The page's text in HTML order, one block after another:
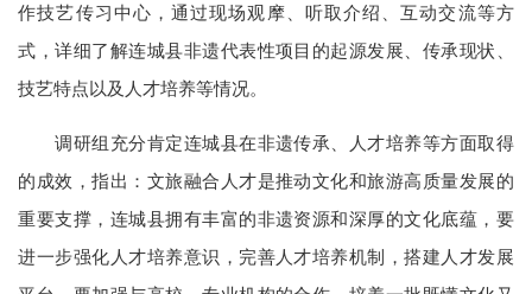
作技艺传习中心，通过现场观摩、听取介绍、互动交流等方
式，详细了解连城县非遗代表性项目的起源发展、传承现状、
技艺特点以及人才培养等情况。
调研组充分肯定连城县在非遗传承、人才培养等方面取得
的成效，指出：文旅融合人才是推动文化和旅游高质量发展的
重要支撑，连城县拥有丰富的非遗资源和深厚的文化底蕴，要
进一步强化人才培养意识，完善人才培养机制，搭建人才发展